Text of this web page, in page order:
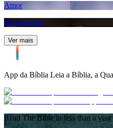
Amor
Ressurreição
Ver mais
App da Bíblia Leia a Bíblia, a
Read The Bible in less than a year